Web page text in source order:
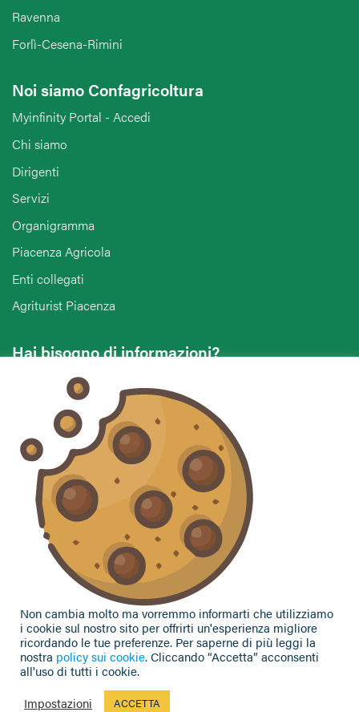
Ravenna
Forlì-Cesena-Rimini
Noi siamo Confagricoltura
Myinfinity Portal - Accedi
Chi siamo
Dirigenti
Servizi
Organigramma
Piacenza Agricola
Enti collegati
Agriturist Piacenza
Hai bisogno di informazioni?
Vuoi contattarci per ricevere assistenza, lasciare un
commento o chiedere informazioni?
CONTATTACI
Seguici sui social
Privacy Policy|Cookie Policy
© 2002-2026 CAA Confagricoltura Emilia Romagna srl - P.IVA
Non cambia molto ma vorremmo informarti che utilizziamo
i cookie sul nostro sito per offrirti un'esperienza migliore
ricordando le tue preferenze. Per saperne di più leggi la
nostra policy sui cookie. Cliccando “Accetta” acconsenti
all'uso di tutti i cookie.
Impostazioni
ACCETTA